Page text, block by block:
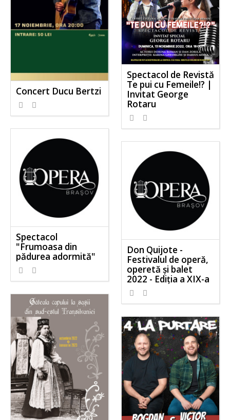
Spectacol de Revistă
Te pui cu Femeile!? |
Invitat George
Rotaru
Concert Ducu Bertzi
Spectacol
"Frumoasa din
pădurea adormită"
Don Quijote -
Festivalul de operă,
operetă și balet
2022 - Ediția a XIX-a